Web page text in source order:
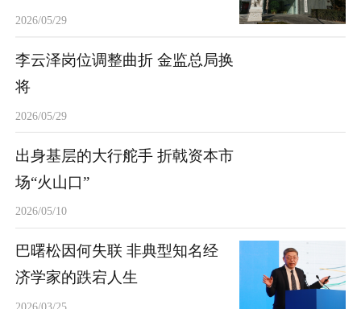
2026/05/29
李云泽岗位调整曲折 金监总局换
将
2026/05/29
出身基层的大行舵手 折戟资本市
场“火山口”
2026/05/10
巴曙松因何失联 非典型知名经
济学家的跌宕人生